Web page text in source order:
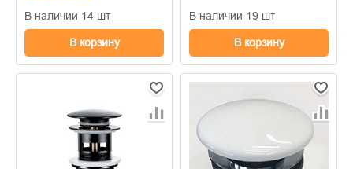
В наличии 14 шт
В корзину
В наличии 19 шт
В корзину